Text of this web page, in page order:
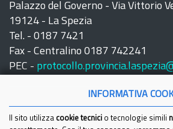
Palazzo del Governo - Via Vittorio
19124 - La Spezia
Tel. - 0187 7421
Fax - Centralino 0187 742241
PEC -
INFORMATIVA
Il sito utilizza cookie tecnici o tecnologie simili